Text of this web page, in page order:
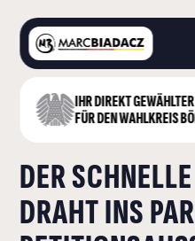
IHR DIREKT
FÜR DEN WAHLKREIS
DER
DRAHT INS